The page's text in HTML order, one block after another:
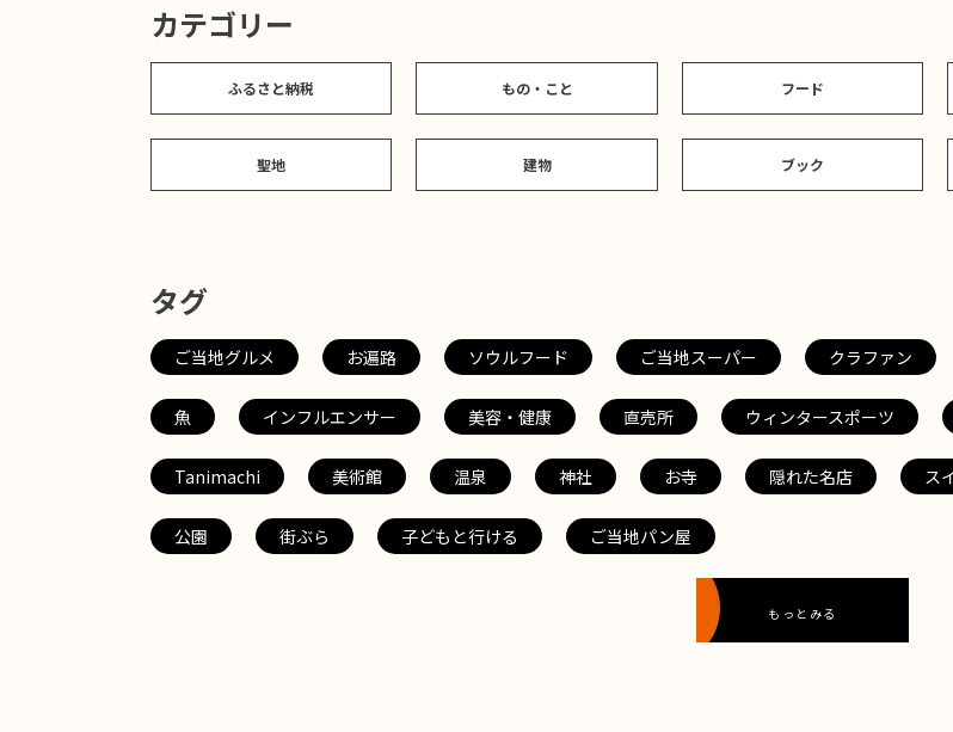
カテゴリー
ふるさと納税 もの・こと フード
聖地 建物 ブック
タグ
ご当地グルメ お遍路 ソウルフード ご当地スーパー クラファン
魚 インフルエンサー 美容・健康 直売所 ウィンタースポーツ
Tanimachi 美術館 温泉 神社 お寺 隠れた名店 ス
公園 街ぶら 子どもと行ける ご当地パン屋
もっとみる